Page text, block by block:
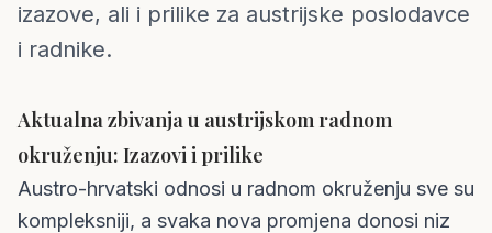
izazove, ali i prilike za austrijske poslodavce
i radnike.
Aktualna zbivanja u austrijskom radnom
okruženju: Izazovi i prilike
Austro-hrvatski odnosi u radnom okruženju sve su
kompleksniji, a svaka nova promjena donosi niz